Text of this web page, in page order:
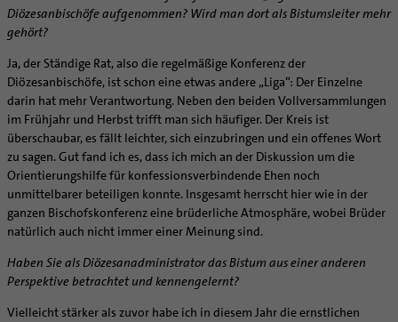
Diözesanbischöfe aufgenommen? Wird man dort als Bistumsleiter mehr
gehört?
Ja, der Ständige Rat, also die regelmäßige Konferenz der
Diözesanbischöfe, ist schon eine etwas andere „Liga“: Der Einzelne
darin hat mehr Verantwortung. Neben den beiden Vollversammlungen
im Frühjahr und Herbst trifft man sich häufiger. Der Kreis ist
überschaubar, es fällt leichter, sich einzubringen und ein offenes Wort
zu sagen. Gut fand ich es, dass ich mich an der Diskussion um die
Orientierungshilfe für konfessionsverbindende Ehen noch
unmittelbarer beteiligen konnte. Insgesamt herrscht hier wie in der
ganzen Bischofskonferenz eine brüderliche Atmosphäre, wobei Brüder
natürlich auch nicht immer einer Meinung sind.
Haben Sie als Diözesanadministrator das Bistum aus einer anderen
Perspektive betrachtet und kennengelernt?
Vielleicht stärker als zuvor habe ich in diesem Jahr die ernstlichen